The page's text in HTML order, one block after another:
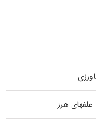
علفهای هرز